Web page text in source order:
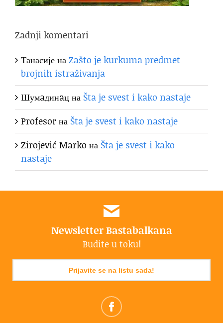
Zadnji komentari
ТанасијенаZašto je kurkuma predmet
brojnih istraživanja
Шумaдинaцна Šta je svest i kako nastaje
Profesorна Šta je svest i kako nastaje
Zirojević Marko на Šta je svest i kako
nastaje
Newsletter Bastabalkana
Budite u toku!
Prijavite se na listu sada!